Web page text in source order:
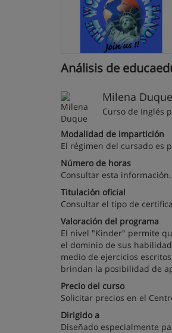
Análisis de
Milena Duque
Curso de Inglés
Modalidad de impartición
El régimen del cursado es
Número de horas
Consultar esta información.
Titulación oficial
Consultar el tipo de
Valoración del programa
El nivel "Kinder" permite
el dominio de sus
medio de ejercicios
brindan la posibilidad de
Precio del curso
Solicitar precios en el
Dirigido a
Diseñado especialmente